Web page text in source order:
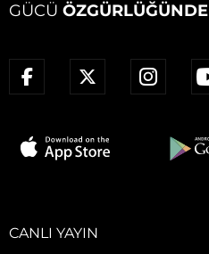
GÜCÜ ÖZGÜRLÜĞÜNDE
CANLI YAYIN